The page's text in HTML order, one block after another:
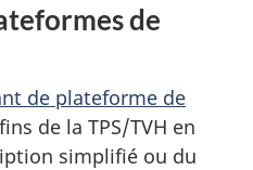
de
de plateforme de
de la TPS/TVH en
simplifié ou du